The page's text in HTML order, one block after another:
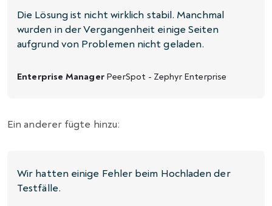
Die Lösung ist nicht wirklich stabil. Manchmal
wurden in der Vergangenheit einige Seiten
aufgrund von Problemen nicht geladen.
Enterprise Manager PeerSpot - Zephyr Enterprise
Ein anderer fügte hinzu:
Wir hatten einige Fehler beim Hochladen der
Testfälle.